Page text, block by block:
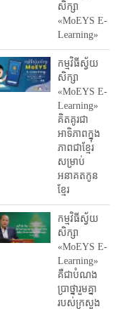
សិក្សា
«MoEYS E-
Learning»
កម្មវិធីស្វ័យ
សិក្សា
«MoEYS E-
Learning»
គិតគូរជា
អាទិភាពក្នុង
ភាពជាខ្មែរ
សម្រាប់
អនាគតកូន
ខ្មែរ
កម្មវិធីស្វ័យ
សិក្សា
«MoEYS E-
Learning»
គឺជាបំណង
ប្រាថ្នារួមគ្នា
របស់ក្រសួង